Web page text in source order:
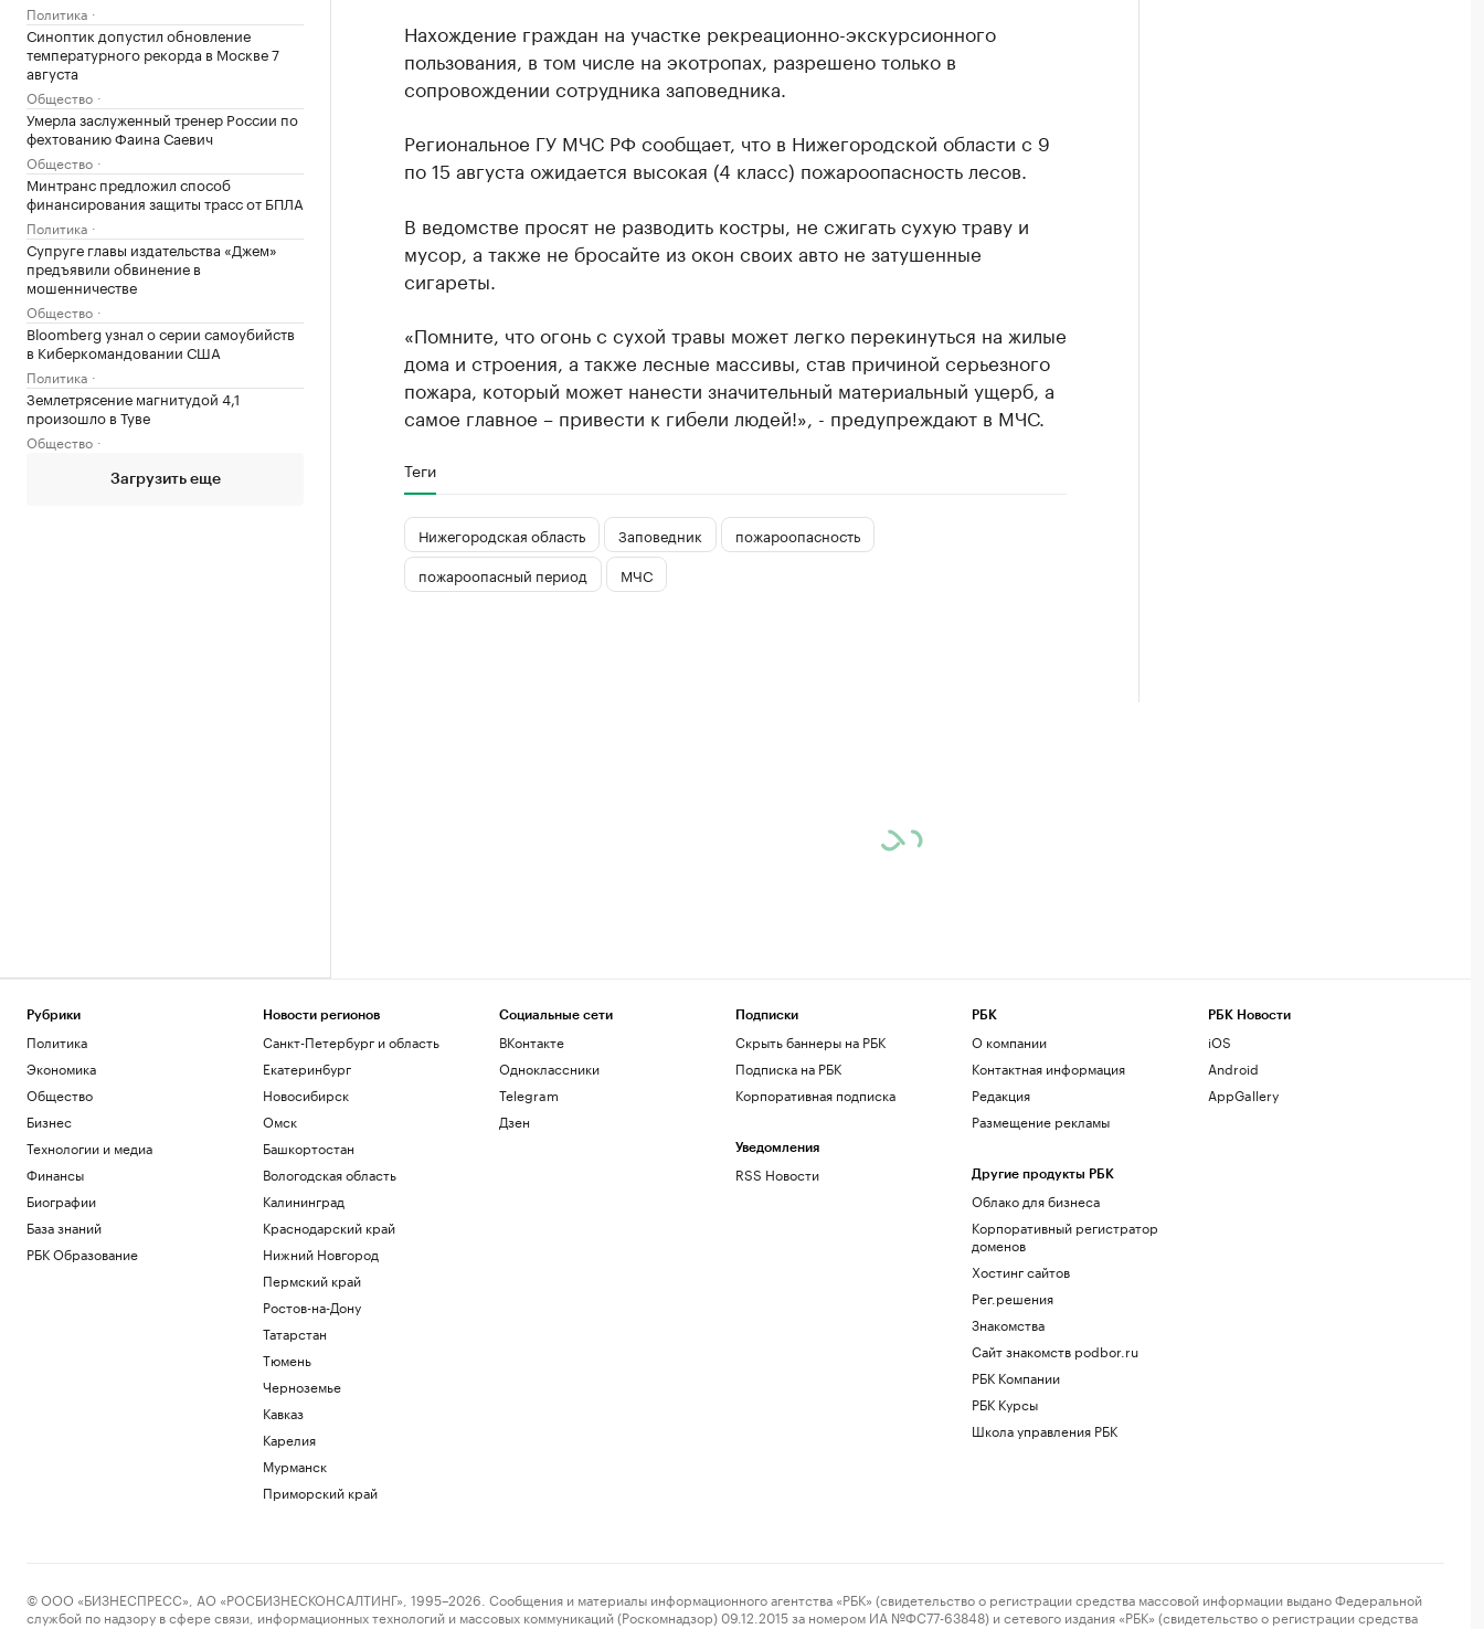
Политика
Синоптик допустил обновление
температурного рекорда в Москве 7
августа
Общество
Умерла заслуженный тренер России по
фехтованию Фаина Саевич
Общество
Минтранс предложил способ
финансирования защиты трасс от БПЛА
Политика
Супруге главы издательства «Джем»
предъявили обвинение в
мошенничестве
Общество
Bloomberg узнал о серии самоубийств
в Киберкомандовании США
Политика
Землетрясение магнитудой 4,1
произошло в Туве
Общество
Загрузить еще
Нахождение граждан на участке рекреационно-экскурсионного
пользования, в том числе на экотропах, разрешено только в
сопровождении сотрудника заповедника.
Региональное ГУ МЧС РФ сообщает, что в Нижегородской области с 9
по 15 августа ожидается высокая (4 класс) пожароопасность лесов.
В ведомстве просят не разводить костры, не сжигать сухую траву и
мусор, а также не бросайте из окон своих авто не затушенные
сигареты.
«Помните, что огонь с сухой травы может легко перекинуться на жилые
дома и строения, а также лесные массивы, став причиной серьезного
пожара, который может нанести значительный материальный ущерб, а
самое главное – привести к гибели людей!», - предупреждают в МЧС.
Теги
Нижегородская область Заповедник
пожароопасность
пожароопасный период
МЧС
Рубрики
Политика
Экономика
Общество
Бизнес
Технологии и медиа
Финансы
Биографии
База знаний
РБК Образование
Новости регионов
Санкт-Петербург и область
Екатеринбург
Новосибирск
Омск
Башкортостан
Вологодская область
Калининград
Краснодарский край
Нижний Новгород
Пермский край
Ростов-на-Дону
Татарстан
Тюмень
Черноземье
Кавказ
Карелия
Мурманск
Приморский край
Социальные сети
ВКонтакте
Одноклассники
Telegram
Дзен
Подписки
Скрыть баннеры на РБК
Подписка на РБК
Корпоративная подписка
Уведомления
RSS Новости
РБК
О компании
Контактная информация
Редакция
Размещение рекламы
Другие продукты РБК
Облако для бизнеса
Корпоративный регистратор
доменов
Хостинг сайтов
Рег.решения
Знакомства
Сайт знакомств podbor.ru
РБК Компании
РБК Курсы
Школа управления РБК
РБК Новости
iOS
Android
AppGallery
© ООО «БИЗНЕСПРЕСС», АО «РОСБИЗНЕСКОНСАЛТИНГ», 1995–2026. Сообщения и материалы информационного агентства «РБК» (свидетельство о регистрации средства массовой информации выдано Федеральной
службой по надзору в сфере связи, информационных технологий и массовых коммуникаций (Роскомнадзор) 09.12.2015 за номером ИА №ФС77-63848) и сетевого издания «РБК» (свидетельство о регистрации средства